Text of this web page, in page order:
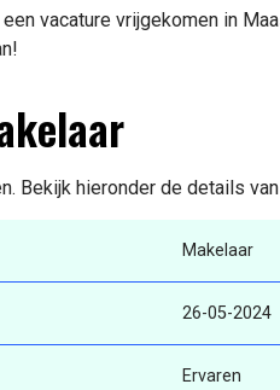
vacature vrijgekomen in
Bekijk hieronder de details
Makelaar
26-05-2024
Ervaren